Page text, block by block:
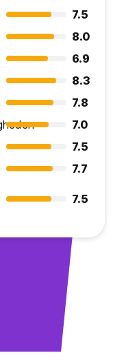
7.5
8.0
6.9
8.3
7.8
7.0
7.5
7.7
7.5